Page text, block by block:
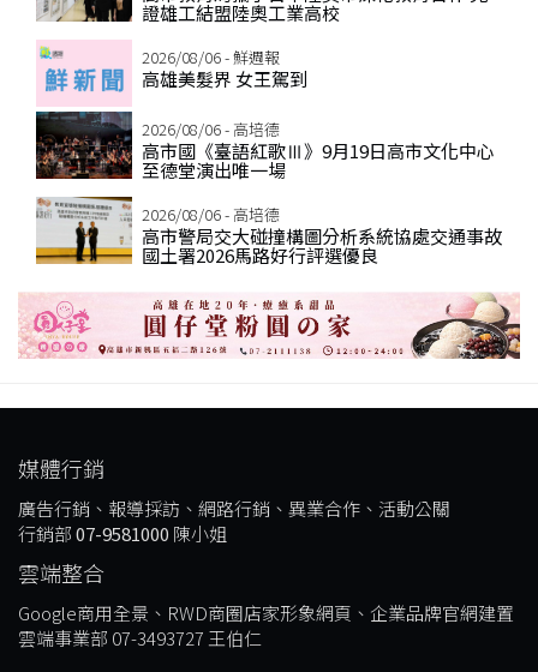
證雄工結盟陸奧工業高校
2026/08/06 - 鮮週報
高雄美髮界 女王駕到
2026/08/06 - 高培德
高市國《臺語紅歌Ⅲ》9月19日高市文化中心
至德堂演出唯一場
2026/08/06 - 高培德
高市警局交大碰撞構圖分析系統協處交通事故
國土署2026馬路好行評選優良
媒體行銷
廣告行銷、報導採訪、網路行銷、異業合作、活動公關
行銷部07-9581000 陳小姐
雲端整合
Google商用全景、RWD商圈店家形象網頁、企業品牌官網建置
雲端事業部 07-3493727 王伯仁